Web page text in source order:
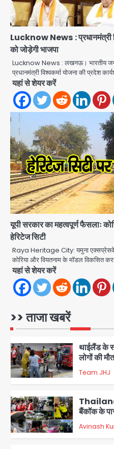
Lucknow News : प्रधानमंत्री
को जोड़ेगी भाजपा
Lucknow News : लखनऊ। भारतीय जनता
प्रधानमंत्री विश्वकर्मा योजना की प्रदेश
यहां से शेयर करें
यूपी सरकार का महत्वपूर्ण फैसलाः
हेरिटेज सिटी
Raya Heritage City: यमुना एक्सप्रेसवे
कोरिया और वियतनाम के मॉडल विकसित
यहां से शेयर करें
>> ताजा खबरें
2
थाईलैंड के
Team JHJ
3
बैंकॉक के
फायरिंग,
घायल
Avinash
4
हिमाचल में
224
नुकसान
Team JHJ
5
इन्वेस्ट,
jai hind
1
Green
2
थाईलैंड के
लोगों की
Team JHJ
3
बैंकॉक के
फायरिंग,
घायल
Avinash